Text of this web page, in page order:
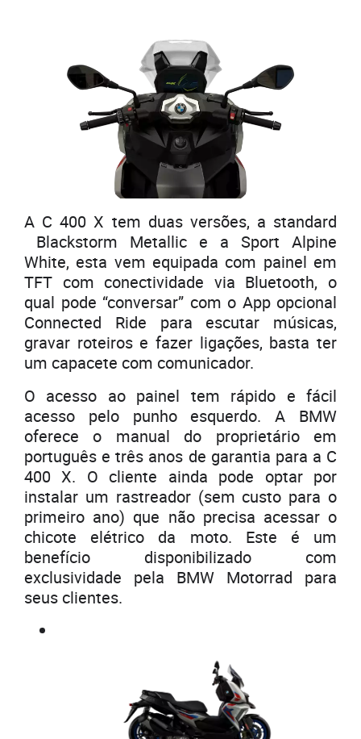
A C 400 X tem duas versões, a standard
Blackstorm Metallic e a Sport Alpine
White, esta vem equipada com painel em
TFT com conectividade via Bluetooth, o
qual pode “conversar” com o App opcional
Connected Ride para escutar músicas,
gravar roteiros e fazer ligações, basta ter
um capacete com comunicador.
O acesso ao painel tem rápido e fácil
acesso pelo punho esquerdo. A BMW
oferece o manual do proprietário em
português e três anos de garantia para a C
400 X. O cliente ainda pode optar por
instalar um rastreador (sem custo para o
primeiro ano) que não precisa acessar o
chicote elétrico da moto. Este é um
benefício disponibilizado com
exclusividade pela BMW Motorrad para
seus clientes.